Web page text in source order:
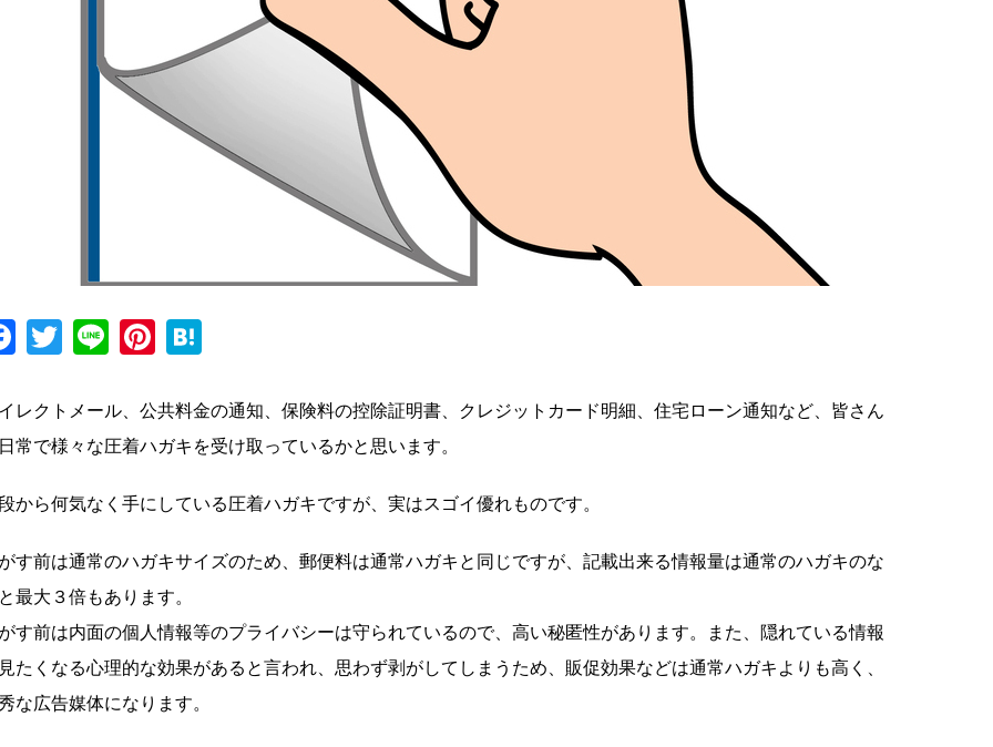
Facebook
Twitter
LinePinterest
レクトメール、公共料金の通知、保険料の控除証明書、クレジットカード明細、住宅ローン通知など、皆さん
常で様々な圧着ハガキを受け取っているかと思います。
から何気なく手にしている圧着ハガキですが、実はスゴイ優れものです。
す前は通常のハガキサイズのため、郵便料は通常ハガキと同じですが、記載出来る情報量は通常のハガキのな
最大３倍もあります。
す前は内面の個人情報等のプライバシーは守られているので、高い秘匿性があります。また、隠れている情報
たくなる心理的な効果があると言われ、思わず剥がしてしまうため、販促効果などは通常ハガキよりも高く、
な広告媒体になります。